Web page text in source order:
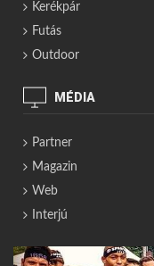
Kerékpár
Futás
Outdoor
MÉDIA
Partner
Magazin
Web
Interjú